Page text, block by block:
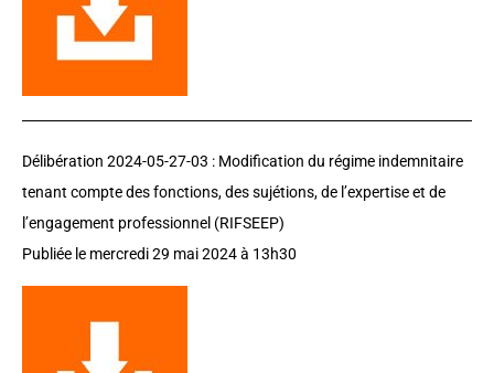
Délibération 2024-05-27-03 : Modification du régime indemnitaire
tenant compte des fonctions, des sujétions, de l’expertise et de
l’engagement professionnel (RIFSEEP)
Publiée le mercredi 29 mai 2024 à 13h30